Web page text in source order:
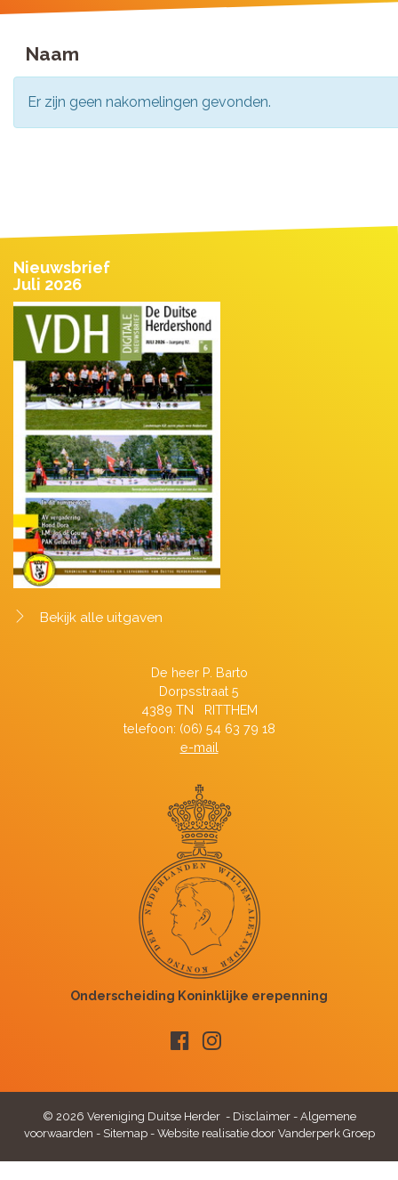
Naam
Er zijn geen nakomelingen gevonden.
Nieuwsbrief
Juli 2026
Bekijk alle uitgaven
De heer P. Barto
Dorpsstraat 5
4389 TN RITTHEM
telefoon: (06) 54 63 79 18
e-mail
© 2026 Vereniging Duitse Herder - Disclaimer- Algemene
voorwaarden - Sitemap- Website realisatie door Vanderperk Groep